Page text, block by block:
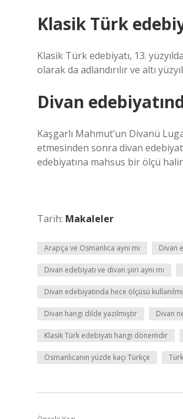
Klasik Türk
Klasik Türk edebiyatı, 13.
olarak da adlandırılır ve altı
Divan
Kaşgarlı Mahmut’un Divanü
etmesinden sonra divan
edebiyatına mahsus bir ölçü
Tarih: Makaleler
Arapça ve Osmanlıca aynı mı Divan
Divan edebiyatı ve divan şiiri aynı mı
Divan edebiyatında hece ölçüsü
Divan hangi dilde yazılmıştır Divan
Klasik Türk edebiyatı hangi dönemdir
Osmanlıcanın yüzde kaçı Türkçe